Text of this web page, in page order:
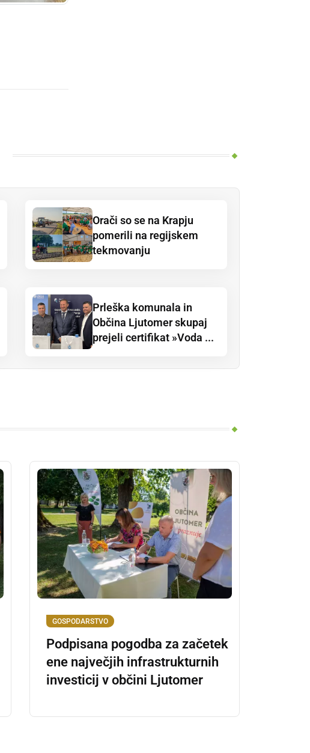
Orači so se na Krapju
pomerili na regijskem
tekmovanju
Prleška komunala in
Občina Ljutomer skupaj
prejeli certifikat »Voda ...
GOSPODARSTVO
Podpisana pogodba za začetek
ene največjih infrastrukturnih
investicij v občini Ljutomer